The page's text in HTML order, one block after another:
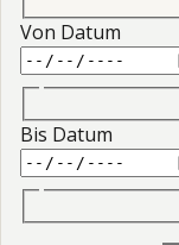
Von Datum
Bis Datum